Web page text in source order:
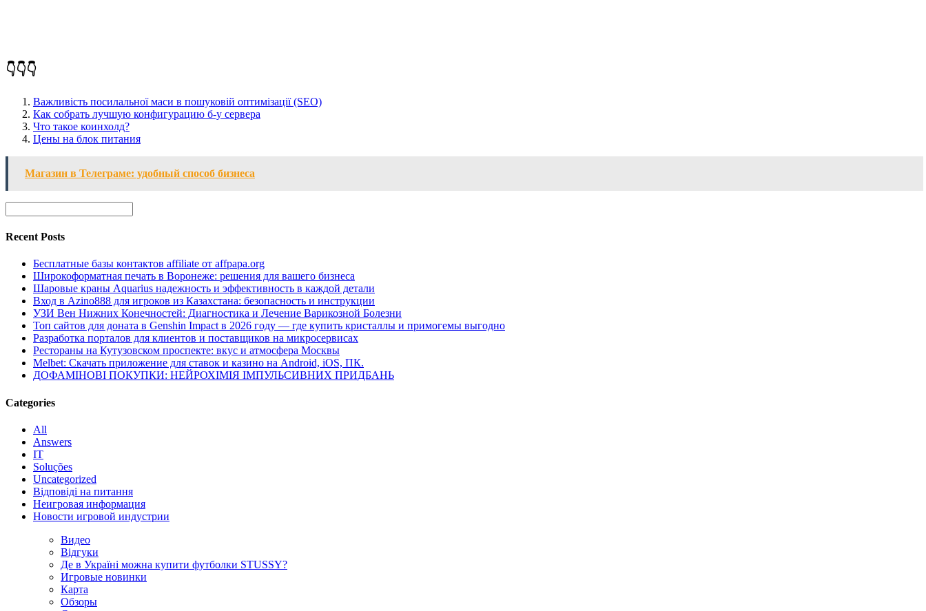
👇👇👇
Важливість посилальної маси в пошуковій оптимізації (SEO)
Как собрать лучшую конфигурацию б-у сервера
Что такое коинхолд?
Цены на блок питания
Магазин в Телеграме: удобный способ бизнеса
Recent Posts
Бесплатные базы контактов affiliate от affpapa.org
Широкоформатная печать в Воронеже: решения для вашего бизнеса
Шаровые краны Aquarius надежность и эффективность в каждой детали
Вход в Azino888 для игроков из Казахстана: безопасность и инструкции
УЗИ Вен Нижних Конечностей: Диагностика и Лечение Варикозной Болезни
Топ сайтов для доната в Genshin Impact в 2026 году — где купить кристаллы и примогемы выгодно
Разработка порталов для клиентов и поставщиков на микросервисах
Рестораны на Кутузовском проспекте: вкус и атмосфера Москвы
Melbet: Скачать приложение для ставок и казино на Android, iOS, ПК.
ДОФАМІНОВІ ПОКУПКИ: НЕЙРОХІМІЯ ІМПУЛЬСИВНИХ ПРИДБАНЬ
Categories
All
Answers
IT
Soluções
Uncategorized
Відповіді на питання
Неигровая информация
Новости игровой индустрии
Видео
Відгуки
Де в Україні можна купити футболки STUSSY?
Игровые новинки
Карта
Обзоры